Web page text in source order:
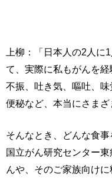
上柳：「日本人の2人に
て、実際に私もがんを
不振、吐き気、嘔吐、味
便秘など、本当にさまざ
そんなとき、どんな食事
国立がん研究センター
んや、そのご家族向け